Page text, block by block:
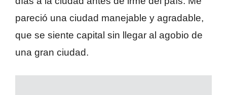
pareció una ciudad manejable y agradable,
que se siente capital sin llegar al agobio de
una gran ciudad.